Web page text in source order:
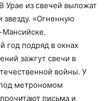
Урае из свечей выложат
звезду. «Огненную
Мансийске.
год подряд в окнах
зажгут свечи в
войны. У
метрономом
письма и